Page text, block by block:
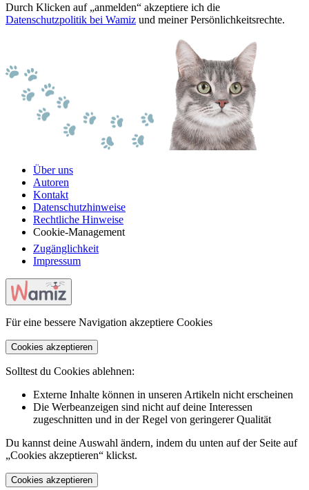
Durch Klicken auf „anmelden“ akzeptiere ich die
Datenschutzpolitik bei Wamiz und meiner Persönlichkeitsrechte.
Über uns
Autoren
Kontakt
Datenschutzhinweise
Rechtliche Hinweise
Cookie-Management
Zugänglichkeit
Impressum
Für eine bessere Navigation akzeptiere Cookies
Cookies akzeptieren
Solltest du Cookies ablehnen:
Externe Inhalte können in unseren Artikeln nicht erscheinen
Die Werbeanzeigen sind nicht auf deine Interessen
zugeschnitten und in der Regel von geringerer Qualität
Du kannst deine Auswahl ändern, indem du unten auf der Seite auf
„Cookies akzeptieren“ klickst.
Cookies akzeptieren